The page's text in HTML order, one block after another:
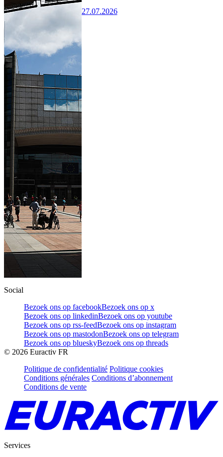
27.07.2026
Social
Bezoek ons op facebookBezoek ons op x
Bezoek ons op linkedinBezoek ons op youtube
Bezoek ons op rss-feedBezoek ons op instagram
Bezoek ons op mastodonBezoek ons op telegram
Bezoek ons op blueskyBezoek ons op threads
© 2026 Euractiv FR
Politique de confidentialité Politique cookies
Conditions générales Conditions d’abonnement
Conditions de vente
Services